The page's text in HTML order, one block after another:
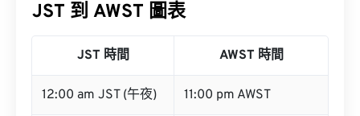
JST 到 AWST 圖表
JST 時間 AWST 時間
12:00 am JST (午夜) 11:00 pm AWST